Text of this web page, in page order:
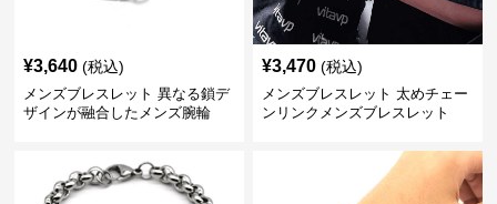
¥3,640 (税込)
メンズブレスレット 異なる鎖デ
ザインが融合したメンズ腕輪
¥3,470 (税込)
メンズブレスレット 太めチェー
ンリンクメンズブレスレット